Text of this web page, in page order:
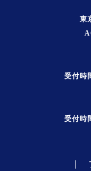
東
受付時
受付時